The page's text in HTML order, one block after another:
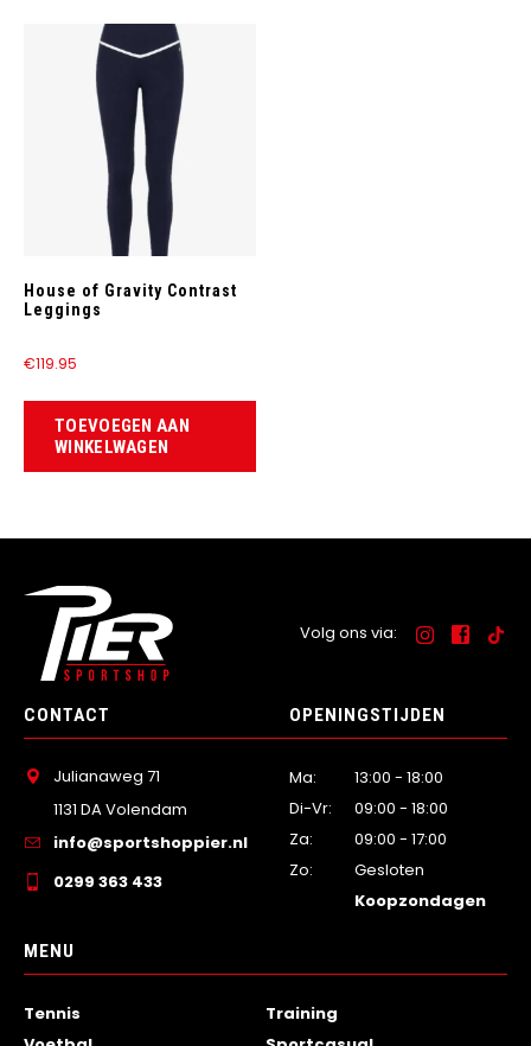
House of Gravity Contrast
Leggings
€119.95
TOEVOEGEN AAN
WINKELWAGEN
Volg ons via:
CONTACT
Julianaweg 71
1131 DA Volendam
info@sportshoppier.nl
0299 363 433
OPENINGSTIJDEN
Ma:
13:00 - 18:00
Di-Vr:
09:00 - 18:00
Za:
09:00 - 17:00
Zo:
Gesloten
Koopzondagen
MENU
Tennis
Training